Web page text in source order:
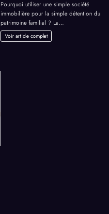
Pourquoi utiliser une simple société
immobilière pour la simple détention du
patrimoine familial ? La…
Voir article complet